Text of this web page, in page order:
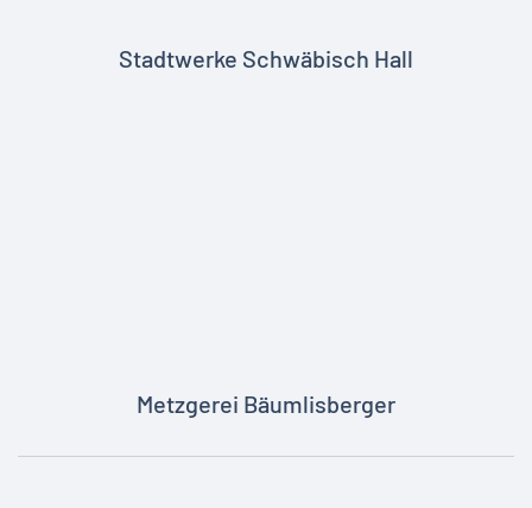
Stadtwerke Schwäbisch Hall
Metzgerei Bäumlisberger